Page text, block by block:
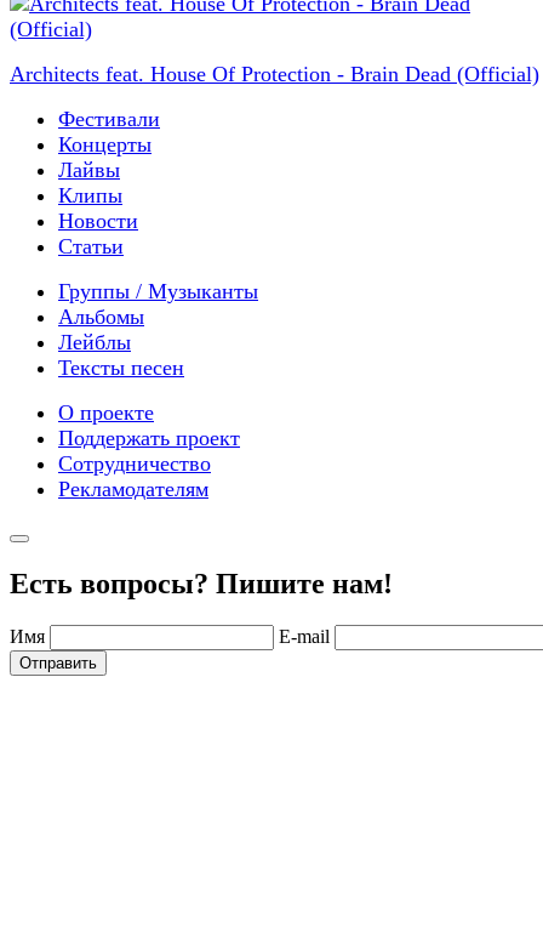
Architects feat. House Of Protection - Brain Dead (Official)
Фестивали
Концерты
Лайвы
Клипы
Новости
Статьи
Группы / Музыканты
Альбомы
Лейблы
Тексты песен
О проекте
Поддержать проект
Сотрудничество
Рекламодателям
Есть вопросы? Пишите нам!
Имя E-mail